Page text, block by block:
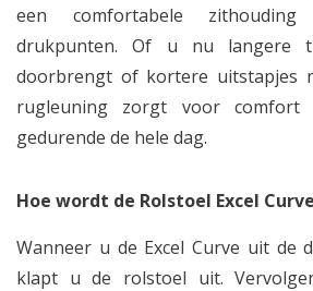
een comfortabele zithouding
drukpunten. Of u nu langere
doorbrengt of kortere uitstapjes
rugleuning zorgt voor comfort
gedurende de hele dag.
Hoe wordt de Rolstoel Excel
Wanneer u de Excel Curve uit de
klapt u de rolstoel uit.